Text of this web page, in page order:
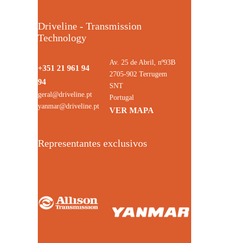
Driveline - Transmission
Technology
+351 21 961 94
94
geral@driveline.pt
yanmar@driveline.pt
Av. 25 de Abril, nº93B
2705-902 Terrugem
SNT
Portugal
VER MAPA
Representantes exclusivos